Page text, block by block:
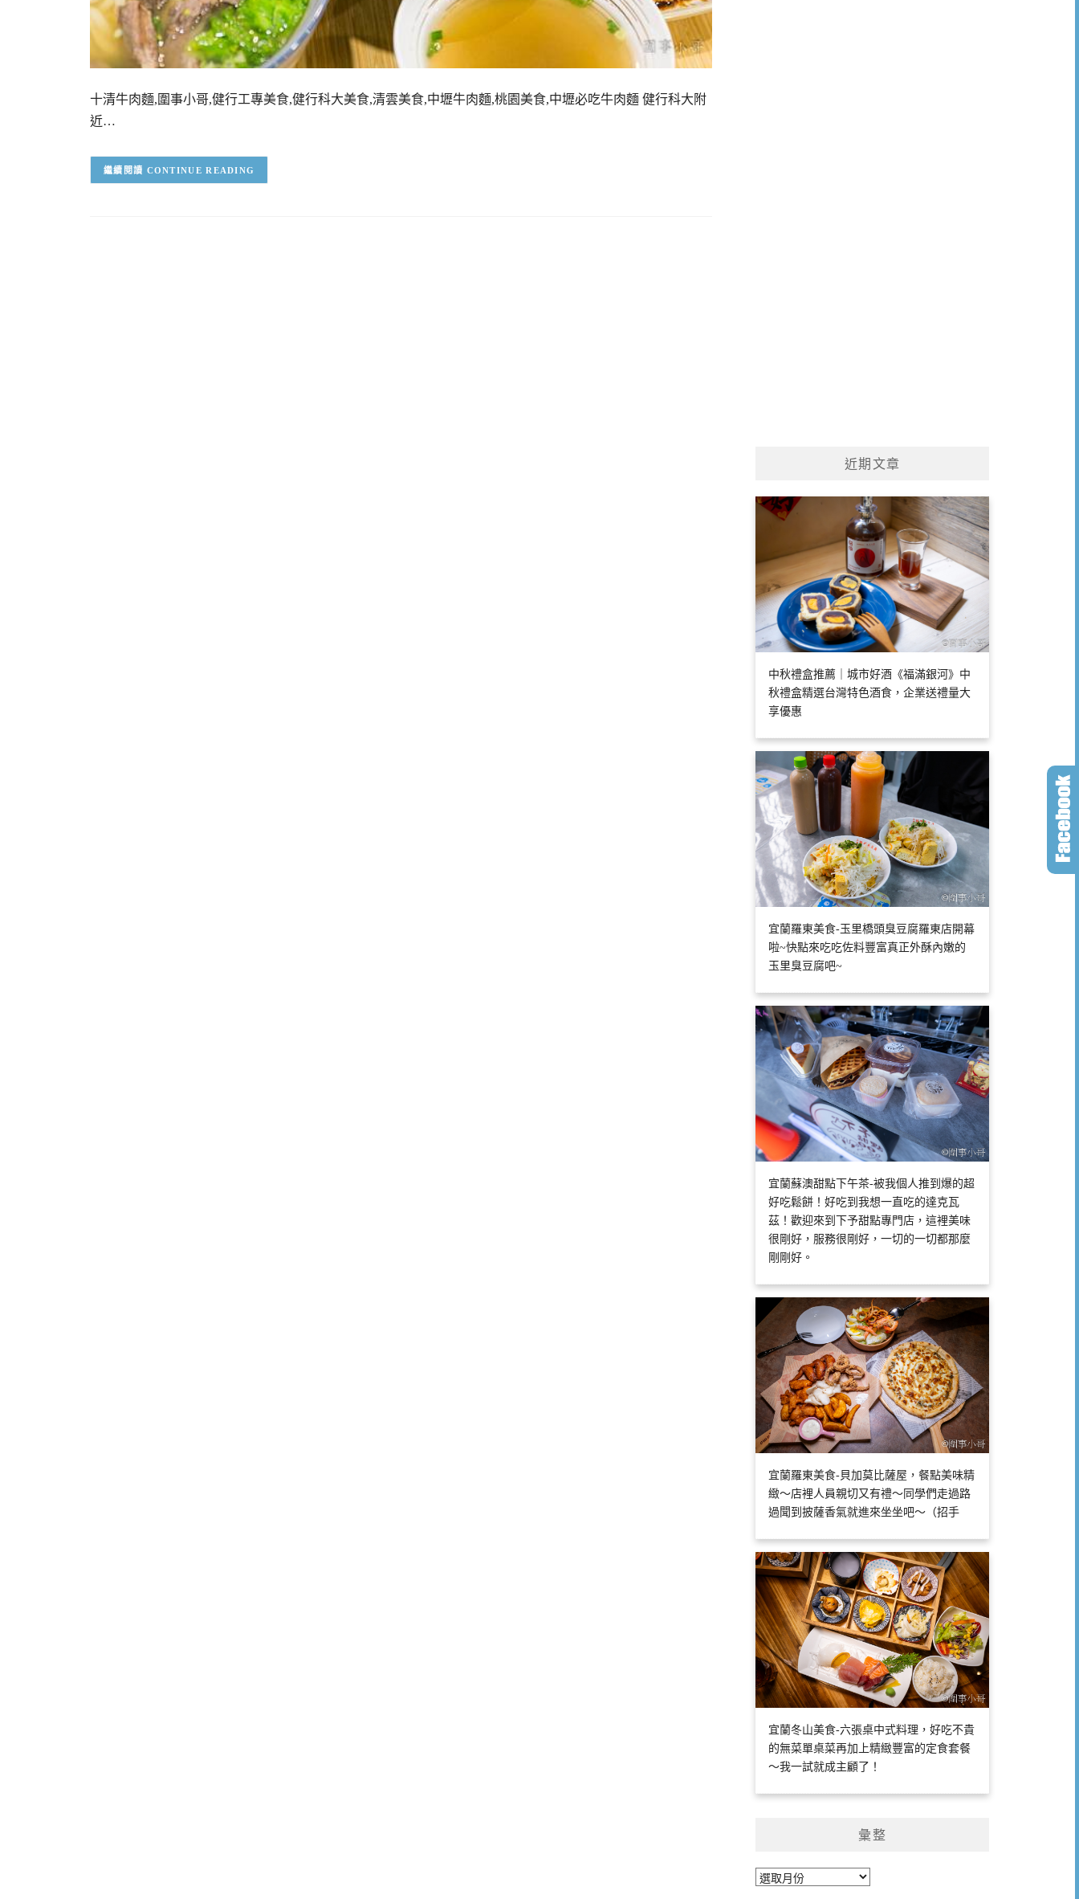
十清牛肉麵,圍事小哥,健行工專美食,健行科大美食,清雲美食,中壢牛肉麵,桃園美食,中壢必吃牛肉麵 健行科大附
近…
CONTINUE READING
近期文章
中秋禮盒推薦｜城市好酒《福滿銀河》中
秋禮盒精選台灣特色酒食，企業送禮量大
享優惠
宜蘭羅東美食-玉里橋頭臭豆腐羅東店開幕
啦~快點來吃吃佐料豐富真正外酥內嫩的
玉里臭豆腐吧~
宜蘭蘇澳甜點下午茶-被我個人推到爆的超
好吃鬆餅！好吃到我想一直吃的達克瓦
茲！歡迎來到下予甜點專門店，這裡美味
很剛好，服務很剛好，一切的一切都那麼
剛剛好。
宜蘭羅東美食-貝加莫比薩屋，餐點美味精
緻～店裡人員親切又有禮～同學們走過路
過聞到披薩香氣就進來坐坐吧～（招手
宜蘭冬山美食-六張桌中式料理，好吃不貴
的無菜單桌菜再加上精緻豐富的定食套餐
～我一試就成主顧了！
彙整
彙